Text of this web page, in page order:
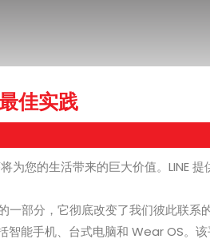
佳实践
为您的生活带来的巨大价值。LINE 提
一部分，它彻底改变了我们彼此联系
智能手机、台式电脑和 Wear OS。